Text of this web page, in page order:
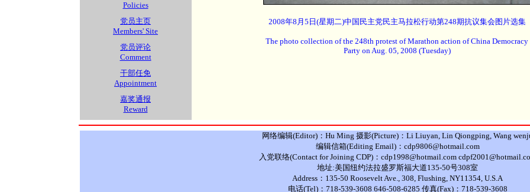
Policies
党员主页
Members' Site
党员评论
Comment
干部任免
Appointment
嘉奖通报
Reward
2008年8月5日(星期二)中国民主党民主马拉松行动第248期抗议集会图片选集
The photo collection of the 248th protest of Marathon action of China Democracy
Party on Aug. 05, 2008 (Tuesday)
网络编辑(Editor)：Hu Ming 摄影(Picture)：Li Liuyan, Lin Qiongping, Wang
编辑信箱(Editing Email)：cdp9806@hotmail.com
入党联络(Contact for Joining CDP)：cdp1998@hotmail.com
地址:美国纽约法拉盛罗斯福大道135-50号308室
Address：135-50 Roosevelt Ave., 308, Flushing, NY11354, U.S.A
电话(Tel)：718-539-3608 646-508-6285 传真(Fax)：718-539-3608